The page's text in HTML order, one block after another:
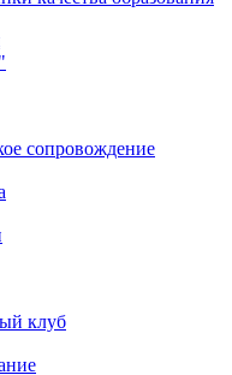
сопровождение
клуб